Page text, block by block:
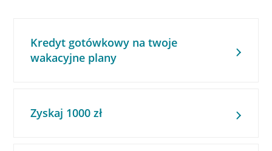
Kredyt gotówkowy na twoje
wakacyjne plany
Zyskaj 1000 zł